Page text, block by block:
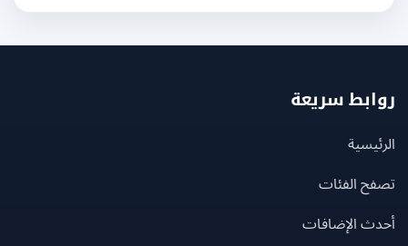
سريعة
الفئات
الإضافات